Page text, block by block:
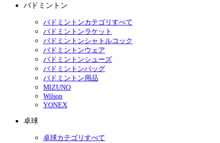
バドミントン
バドミントンカテゴリすべて
バドミントンラケット
バドミントンシャトルコック
バドミントンウェア
バドミントンシューズ
バドミントンバッグ
バドミントン用品
MIZUNO
Wilson
YONEX
卓球
卓球カテゴリすべて